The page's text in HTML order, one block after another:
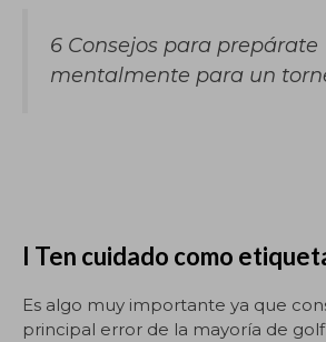
6 Consejos para prepárate
mentalmente para un
I Ten cuidado como
Es algo muy importante ya que
principal error de la mayoría de